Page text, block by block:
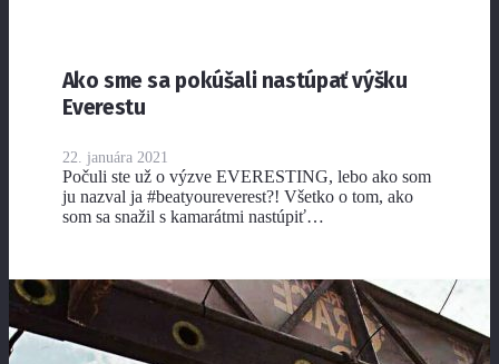
Ako sme sa pokúšali nastúpať výšku
Everestu
22. januára 2021
Počuli ste už o výzve EVERESTING, lebo ako som
ju nazval ja #beatyoureverest?! Všetko o tom, ako
som sa snažil s kamarátmi nastúpiť…